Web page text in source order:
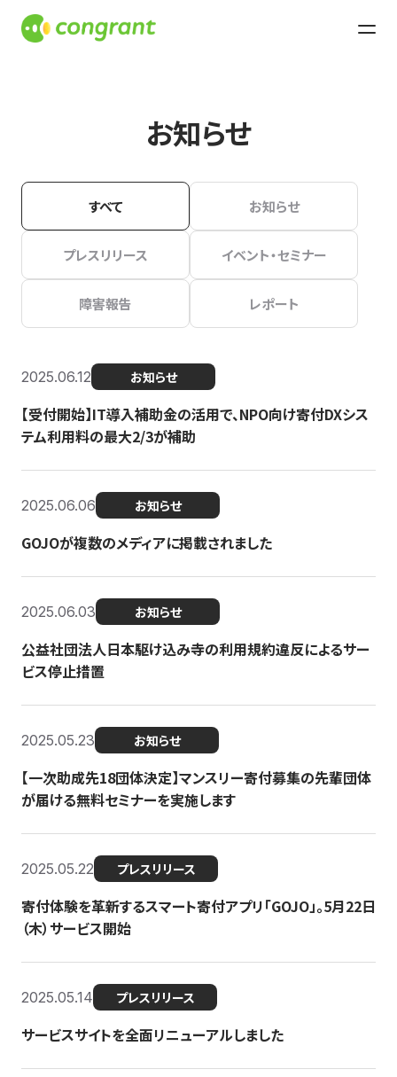
お知らせ
すべて お知らせ
プレスリリース イベント・セミナー
障害報告 レポート
2025.06.12 お知らせ
【受付開始】IT導入補助金の活用で、NPO向け寄付DXシス
テム利用料の最大2/3が補助
2025.06.06 お知らせ
GOJOが複数のメディアに掲載されました
2025.06.03 お知らせ
公益社団法人日本駆け込み寺の利用規約違反によるサー
ビス停止措置
2025.05.23 お知らせ
【一次助成先18団体決定】マンスリー寄付募集の先輩団体
が届ける無料セミナーを実施します
2025.05.22 プレスリリース
寄付体験を革新するスマート寄付アプリ「GOJO」。5月22日
（木）サービス開始
2025.05.14 プレスリリース
サービスサイトを全面リニューアルしました